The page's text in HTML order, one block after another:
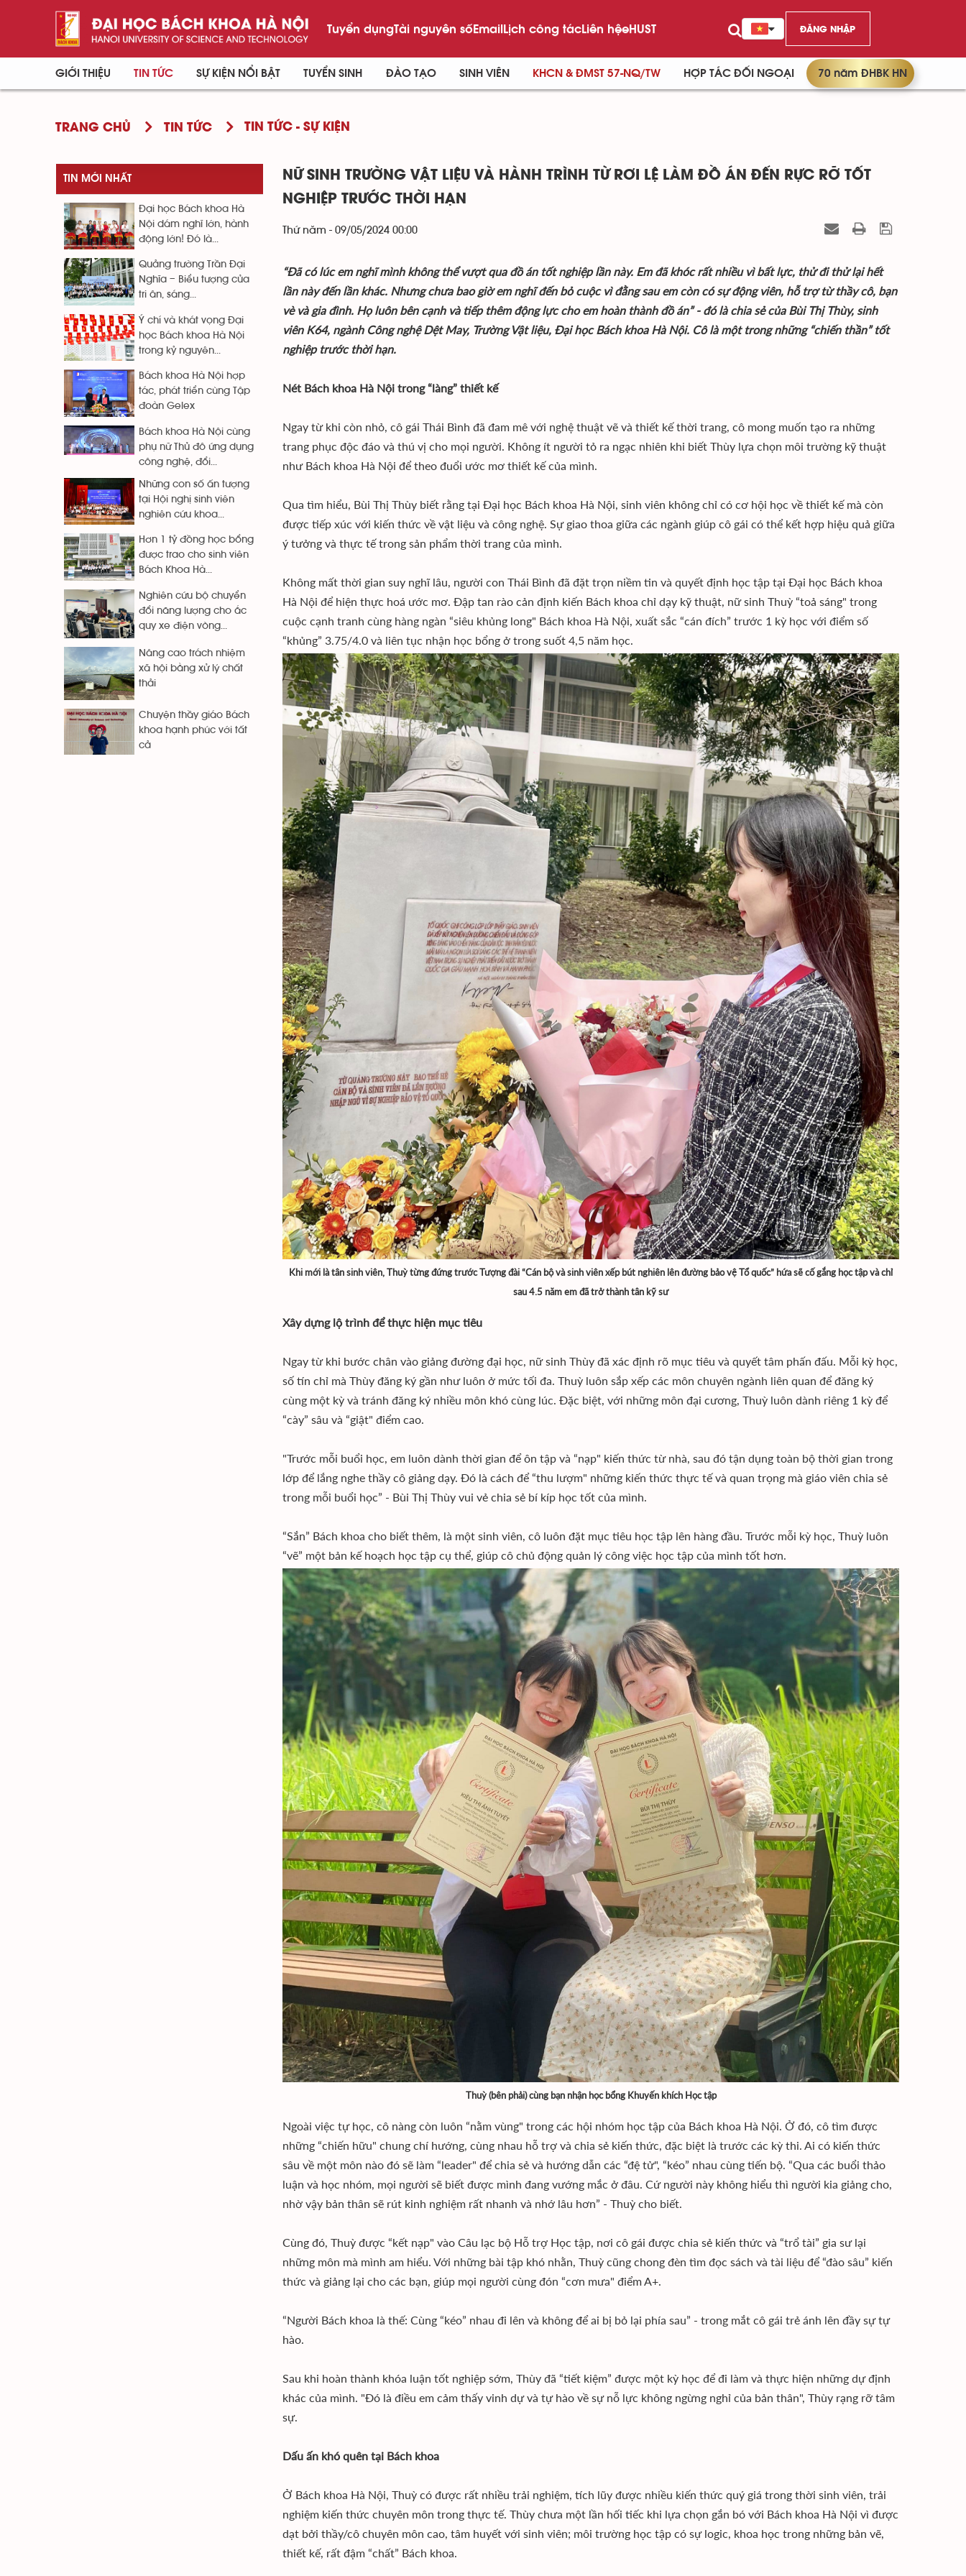
Tuyển dụngTài nguyên sốEmailLịch công tácLiên hệeHUST ĐĂNG NHẬP
GIỚI THIỆU TIN TỨC SỰ KIỆN NỔI BẬT TUYỂN SINH ĐÀO TẠO SINH VIÊN KHCN & ĐMST 57-NQ/TW HỢP TÁC ĐỐI NGOẠI 70 năm ĐHBK HN
TRANG CHỦ TIN TỨC TIN TỨC - SỰ KIỆN
NỮ SINH TRƯỜNG VẬT LIỆU VÀ HÀNH TRÌNH TỪ RƠI LỆ LÀM ĐỒ ÁN ĐẾN RỰC RỠ TỐT
NGHIỆP TRƯỚC THỜI HẠN
Thứ năm - 09/05/2024 00:00
“Đã có lúc em nghĩ mình không thể vượt qua đồ án tốt nghiệp lần này. Em đã khóc rất nhiều vì bất lực, thử đi thử lại hết
lần này đến lần khác. Nhưng chưa bao giờ em nghĩ đến bỏ cuộc vì đằng sau em còn có sự động viên, hỗ trợ từ thầy cô, bạn
vè và gia đình. Họ luôn bên cạnh và tiếp thêm động lực cho em hoàn thành đồ án” - đó là chia sẻ của Bùi Thị Thùy, sinh
viên K64, ngành Công nghệ Dệt May, Trường Vật liệu, Đại học Bách khoa Hà Nội. Cô là một trong những “chiến thần” tốt
nghiệp trước thời hạn.
Nét Bách khoa Hà Nội trong “làng” thiết kế
Ngay từ khi còn nhỏ, cô gái Thái Bình đã đam mê với nghệ thuật vẽ và thiết kế thời trang, cô mong muốn tạo ra những
trang phục độc đáo và thú vị cho mọi người. Không ít người tỏ ra ngạc nhiên khi biết Thùy lựa chọn môi trường kỹ thuật
như Bách khoa Hà Nội để theo đuổi ước mơ thiết kế của mình.
Qua tìm hiểu, Bùi Thị Thùy biết rằng tại Đại học Bách khoa Hà Nội, sinh viên không chỉ có cơ hội học về thiết kế mà còn
được tiếp xúc với kiến thức về vật liệu và công nghệ. Sự giao thoa giữa các ngành giúp cô gái có thể kết hợp hiệu quả giữa
ý tưởng và thực tế trong sản phẩm thời trang của mình.
Không mất thời gian suy nghĩ lâu, người con Thái Bình đã đặt trọn niềm tin và quyết định học tập tại Đại học Bách khoa
Hà Nội để hiện thực hoá ước mơ. Đập tan rào cản định kiến Bách khoa chỉ dạy kỹ thuật, nữ sinh Thuỳ “toả sáng" trong
cuộc cạnh tranh cùng hàng ngàn “siêu khủng long" Bách khoa Hà Nội, xuất sắc “cán đích” trước 1 kỳ học với điểm số
“khủng” 3.75/4.0 và liên tục nhận học bổng ở trong suốt 4,5 năm học.
Khi mới là tân sinh viên, Thuỳ từng đứng trước Tượng đài “Cán bộ và sinh viên xếp bút nghiên lên đường bảo vệ Tổ quốc” hứa sẽ cố gắng học tập và chỉ
sau 4.5 năm em đã trở thành tân kỹ sư
Xây dựng lộ trình để thực hiện mục tiêu
Ngay từ khi bước chân vào giảng đường đại học, nữ sinh Thùy đã xác định rõ mục tiêu và quyết tâm phấn đấu. Mỗi kỳ học,
số tín chỉ mà Thùy đăng ký gần như luôn ở mức tối đa. Thuỳ luôn sắp xếp các môn chuyên ngành liên quan để đăng ký
cùng một kỳ và tránh đăng ký nhiều môn khó cùng lúc. Đặc biệt, với những môn đại cương, Thuỳ luôn dành riêng 1 kỳ để
“cày” sâu và “giật" điểm cao.
"Trước mỗi buổi học, em luôn dành thời gian để ôn tập và “nạp" kiến thức từ nhà, sau đó tận dụng toàn bộ thời gian trong
lớp để lắng nghe thầy cô giảng dạy. Đó là cách để “thu lượm" những kiến thức thực tế và quan trọng mà giáo viên chia sẻ
trong mỗi buổi học” - Bùi Thị Thùy vui vẻ chia sẻ bí kíp học tốt của mình.
“Sắn” Bách khoa cho biết thêm, là một sinh viên, cô luôn đặt mục tiêu học tập lên hàng đầu. Trước mỗi kỳ học, Thuỳ luôn
“vẽ” một bản kế hoạch học tập cụ thể, giúp cô chủ động quản lý công việc học tập của mình tốt hơn.
Thuỳ (bên phải) cùng bạn nhận học bổng Khuyến khích Học tập
Ngoài việc tự học, cô nàng còn luôn “nằm vùng" trong các hội nhóm học tập của Bách khoa Hà Nội. Ở đó, cô tìm được
những “chiến hữu" chung chí hướng, cùng nhau hỗ trợ và chia sẻ kiến thức, đặc biệt là trước các kỳ thi. Ai có kiến thức
sâu về một môn nào đó sẽ làm “leader" để chia sẻ và hướng dẫn các “đệ tử", “kéo” nhau cùng tiến bộ. “Qua các buổi thảo
luận và học nhóm, mọi người sẽ biết được mình đang vướng mắc ở đâu. Cứ người này không hiểu thì người kia giảng cho,
nhờ vậy bản thân sẽ rút kinh nghiệm rất nhanh và nhớ lâu hơn” - Thuỳ cho biết.
Cùng đó, Thuỳ được “kết nạp" vào Câu lạc bộ Hỗ trợ Học tập, nơi cô gái được chia sẻ kiến thức và “trổ tài” gia sư lại
những môn mà mình am hiểu. Với những bài tập khó nhằn, Thuỳ cũng chong đèn tìm đọc sách và tài liệu để “đào sâu” kiến
thức và giảng lại cho các bạn, giúp mọi người cùng đón “cơn mưa" điểm A+.
“Người Bách khoa là thế: Cùng “kéo” nhau đi lên và không để ai bị bỏ lại phía sau” - trong mắt cô gái trẻ ánh lên đầy sự tự
hào.
Sau khi hoàn thành khóa luận tốt nghiệp sớm, Thùy đã “tiết kiệm” được một kỳ học để đi làm và thực hiện những dự định
khác của mình. "Đó là điều em cảm thấy vinh dự và tự hào về sự nỗ lực không ngừng nghỉ của bản thân", Thùy rạng rỡ tâm
sự.
Dấu ấn khó quên tại Bách khoa
Ở Bách khoa Hà Nội, Thuỳ có được rất nhiều trải nghiệm, tích lũy được nhiều kiến thức quý giá trong thời sinh viên, trải
nghiệm kiến thức chuyên môn trong thực tế. Thùy chưa một lần hối tiếc khi lựa chọn gắn bó với Bách khoa Hà Nội vì được
dạt bởi thầy/cô chuyên môn cao, tâm huyết với sinh viên; môi trường học tập có sự logic, khoa học trong những bản vẽ,
thiết kế, rất đậm “chất” Bách khoa.
TIN MỚI NHẤT
Đại học Bách khoa Hà
Nội dám nghĩ lớn, hành
động lớn! Đó là...
Quảng trường Trần Đại
Nghĩa – Biểu tượng của
tri ân, sáng...
Ý chí và khát vọng Đại
học Bách khoa Hà Nội
trong kỷ nguyên...
Bách khoa Hà Nội hợp
tác, phát triển cùng Tập
đoàn Gelex
Bách khoa Hà Nội cùng
phụ nữ Thủ đô ứng dụng
công nghệ, đổi...
Những con số ấn tượng
tại Hội nghị sinh viên
nghiên cứu khoa...
Hơn 1 tỷ đồng học bổng
được trao cho sinh viên
Bách Khoa Hà...
Nghiên cứu bộ chuyển
đổi năng lượng cho ắc
quy xe điện vòng...
Nâng cao trách nhiệm
xã hội bằng xử lý chất
thải
Chuyện thầy giáo Bách
khoa hạnh phúc với tất
cả